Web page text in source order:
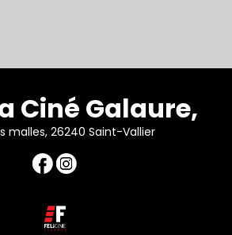
Ciné Galaure,
malles, 26240 Saint-Vallier